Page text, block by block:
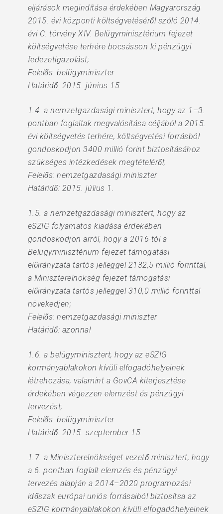
eljárások megindítása érdekében Magyarország
2015. évi központi költségvetéséről szóló 2014.
évi C. törvény XIV. Belügyminisztérium fejezet
költségvetése terhére bocsásson ki pénzügyi
fedezetigazolást;
Felelős: belügyminiszter
Határidő: 2015. június 15.
1.4. a nemzetgazdasági minisztert, hogy az 1–3.
pontban foglaltak megvalósítása céljából a 2015.
évi költségvetés terhére, költségvetési forrásból
gondoskodjon 3400 millió forint biztosításához
szükséges intézkedések megtételéről;
Felelős: nemzetgazdasági miniszter
Határidő: 2015. július 1.
1.5. a nemzetgazdasági minisztert, hogy az
eSZIG folyamatos kiadása érdekében
gondoskodjon arról, hogy a 2016-tól a
Belügyminisztérium fejezet támogatási
előirányzata tartós jelleggel 2132,5 millió forinttal,
a Miniszterelnökség fejezet támogatási
előirányzata tartós jelleggel 310,0 millió forinttal
növekedjen;
Felelős: nemzetgazdasági miniszter
Határidő: azonnal
1.6. a belügyminisztert, hogy az eSZIG
kormányablakokon kívüli elfogadóhelyeinek
létrehozása, valamint a GovCA kiterjesztése
érdekében végezzen elemzést és pénzügyi
tervezést;
Felelős: belügyminiszter
Határidő: 2015. szeptember 15.
1.7. a Miniszterelnökséget vezető minisztert, hogy
a 6. pontban foglalt elemzés és pénzügyi
tervezés alapján a 2014–2020 programozási
időszak európai uniós forrásaiból biztosítsa az
eSZIG kormányablakokon kívüli elfogadóhelyeinek